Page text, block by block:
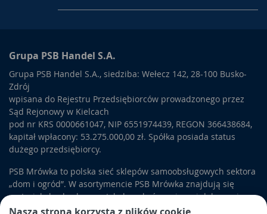
Grupa PSB Handel S.A.
Grupa PSB Handel S.A., siedziba: Wełecz 142, 28-100 Busko-
Zdrój
wpisana do Rejestru Przedsiębiorców prowadzonego przez
Sąd Rejonowy w Kielcach
pod nr KRS 0000661047, NIP 6551974439, REGON 366438684,
kapitał wpłacony: 53.275.000,00 zł. Spółka posiada status
dużego przedsiębiorcy.
PSB Mrówka to polska sieć sklepów samoobsługowych sektora
„dom i ogród”. W asortymencie PSB Mrówka znajdują się
materiały budowlane, artykuły wykończeniowe i dekoracyjne,
wyposażenie łazienek i kuchni, elektronarzędzia, a także